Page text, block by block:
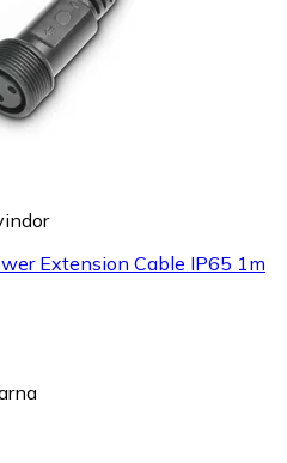
Extension Cable IP65 1m